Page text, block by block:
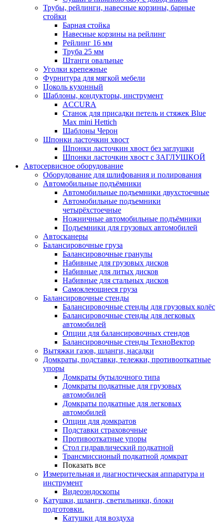
Трубы, рейлинги, навесные корзины, барные
стойки
Барная стойка
Навесные корзины на рейлинг
Рейлинг 16 мм
Труба 25 мм
Штанги овальные
Уголки крепежные
Фурнитура для мягкой мебели
Цоколь кухонный
Шаблоны, кондукторы, инструмент
ACCURA
Станок для присадки петель и стяжек Blue
Max mini Hettich
Шаблоны Черон
Шпонки ласточкин хвост
Шпонки ласточкин хвост без заглушки
Шпонки ласточкин хвост с ЗАГЛУШКОЙ
Автосервисное оборудование
Оборудование для шлифования и полирования
Автомобильные подъёмники
Автомобильные подъемники двухстоечные
Автомобильные подъемники
четырёхстоечные
Ножничные автомобильные подъёмники
Подъемники для грузовых автомобилей
Автосканеры
Балансировочные груза
Балансировочные гранулы
Набивные для грузовых дисков
Набивные для литых дисков
Набивные для стальных дисков
Самоклеющиеся груза
Балансировочные стенды
Балансировочные стенды для грузовых колёс
Балансировочные стенды для легковых
автомобилей
Опции для балансировочных стендов
Балансировочные стенды ТехноВектор
Вытяжки газов, шланги, насадки
Домкраты, подставки, тележки, противооткатные
упоры
Домкраты бутылочного типа
Домкраты подкатные для грузовых
автомобилей
Домкраты подкатные для легковых
автомобилей
Опции для домкратов
Подставки страховочные
Противооткатные упоры
Стол гидравлический подкатной
Трансмиссионый подкатной домкрат
Показать все
Измерительная и диагностическая аппаратура и
инструмент
Видеоэндоскопы
Катушки, шланги, светильники, блоки
подготовки.
Катушки для воздуха